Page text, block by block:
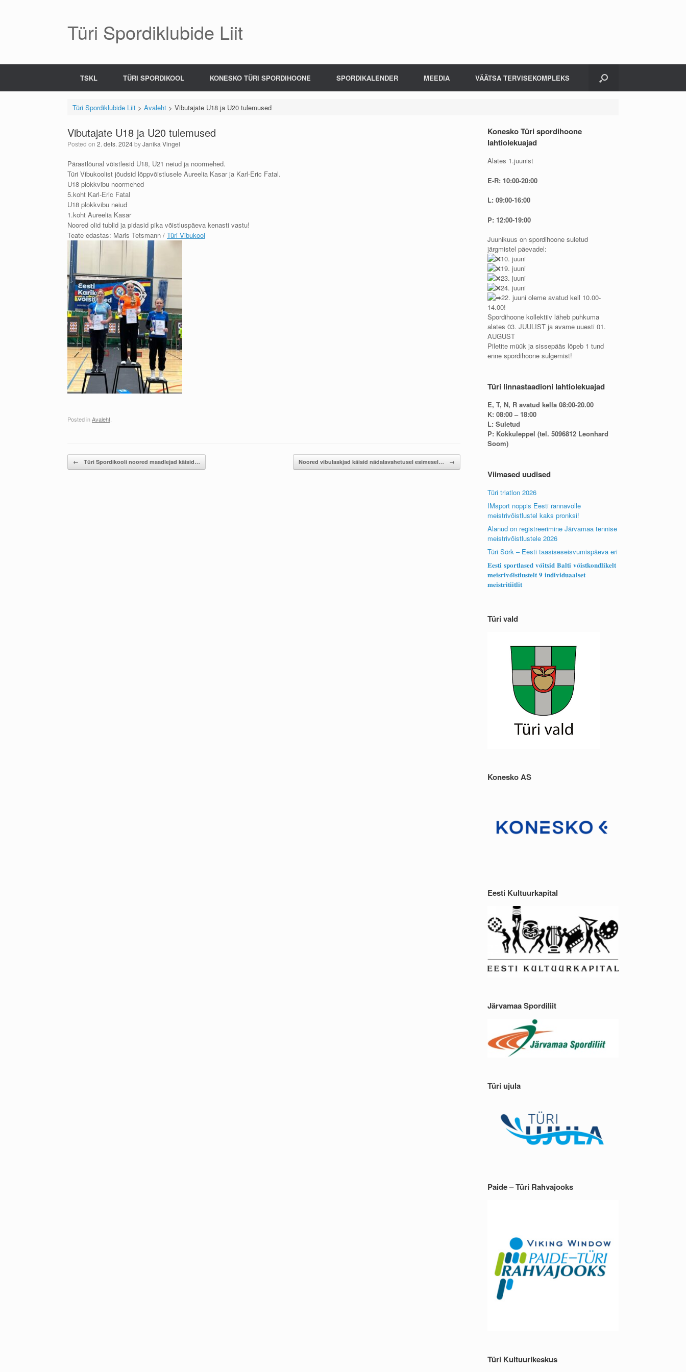
Türi Spordiklubide Liit
TSKL TÜRI SPORDIKOOL KONESKO TÜRI SPORDIHOONE SPORDIKALENDER MEEDIA VÄÄTSA TERVISEKOMPLEKS
Türi Spordiklubide Liit> Avaleht> Vibutajate U18 ja U20 tulemused
Vibutajate U18 ja U20 tulemused
Posted on 2. dets. 2024byJanika Vingel
Pärastlõunal võistlesid U18, U21 neiud ja noormehed.
Türi Vibukoolist jõudsid lõppvõistlusele Aureelia Kasar ja Karl-Eric Fatal.
U18 plokkvibu noormehed
5.koht Karl-Eric Fatal
U18 plokkvibu neiud
1.koht Aureelia Kasar
Noored olid tublid ja pidasid pika võistluspäeva kenasti vastu!
Teate edastas: Maris Tetsmann / Türi Vibukool
Posted inAvaleht.
Post navigation
← Türi Spordikooli noored maadlejad käisid… Noored vibulaskjad käisid nädalavahetusel esimesel… →
Konesko Türi spordihoone
lahtiolekuajad
Alates 1.juunist
E-R: 10:00-20:00
L: 09:00-16:00
P: 12:00-19:00
Juunikuus on spordihoone suletud
järgmistel päevadel:
10. juuni
19. juuni
23. juuni
24. juuni
22. juuni oleme avatud kell 10.00-
14.00!
Spordihoone kollektiiv läheb puhkuma
alates 03. JUULIST ja avame uuesti 01.
AUGUST
Piletite müük ja sissepääs lõpeb 1 tund
enne spordihoone sulgemist!
Türi linnastaadioni lahtiolekuajad
E, T, N, R avatud kella 08:00-20.00
K: 08:00 – 18:00
L: Suletud
P: Kokkuleppel (tel. 5096812 Leonhard
Soom)
Viimased uudised
Türi triatlon 2026
IMsport noppis Eesti rannavolle
meistrivõistlustel kaks pronksi!
Alanud on registreerimine Järvamaa tennise
meistrivõistlustele 2026
Türi Sörk – Eesti taasiseseisvumispäeva eri
𝐄𝐞𝐬𝐭𝐢 𝐬𝐩𝐨𝐫𝐭𝐥𝐚𝐬𝐞𝐝 𝐯𝐨̃𝐢𝐭𝐬𝐢𝐝 𝐁𝐚𝐥𝐭𝐢 𝐯𝐨̃𝐢𝐬𝐭𝐤𝐨𝐧𝐝𝐥𝐢𝐤𝐞𝐥𝐭
𝐦𝐞𝐢𝐬𝐫𝐢𝐯𝐨̃𝐢𝐬𝐭𝐥𝐮𝐬𝐭𝐞𝐥𝐭 𝟗 𝐢𝐧𝐝𝐢𝐯𝐢𝐝𝐮𝐚𝐚𝐥𝐬𝐞𝐭
𝐦𝐞𝐢𝐬𝐭𝐫𝐢𝐭𝐢𝐢𝐭𝐥𝐢𝐭
Türi vald
Konesko AS
Eesti Kultuurkapital
Järvamaa Spordiliit
Türi ujula
Paide – Türi Rahvajooks
Türi Kultuurikeskus